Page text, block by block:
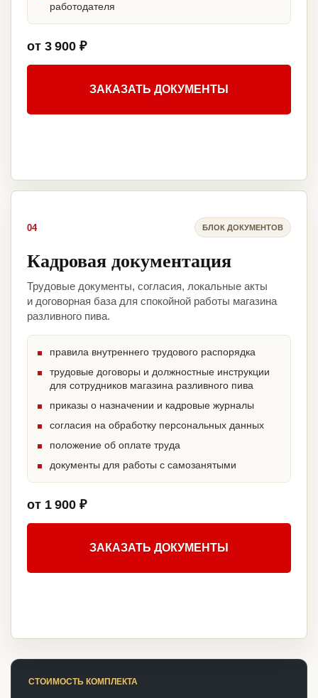
работодателя
от 3 900 ₽
ЗАКАЗАТЬ ДОКУМЕНТЫ
04 БЛОК ДОКУМЕНТОВ
Кадровая документация
Трудовые документы, согласия, локальные акты
и договорная база для спокойной работы магазина
разливного пива.
правила внутреннего трудового распорядка
трудовые договоры и должностные инструкции
для сотрудников магазина разливного пива
приказы о назначении и кадровые журналы
согласия на обработку персональных данных
положение об оплате труда
документы для работы с самозанятыми
от 1 900 ₽
ЗАКАЗАТЬ ДОКУМЕНТЫ
СТОИМОСТЬ КОМПЛЕКТА